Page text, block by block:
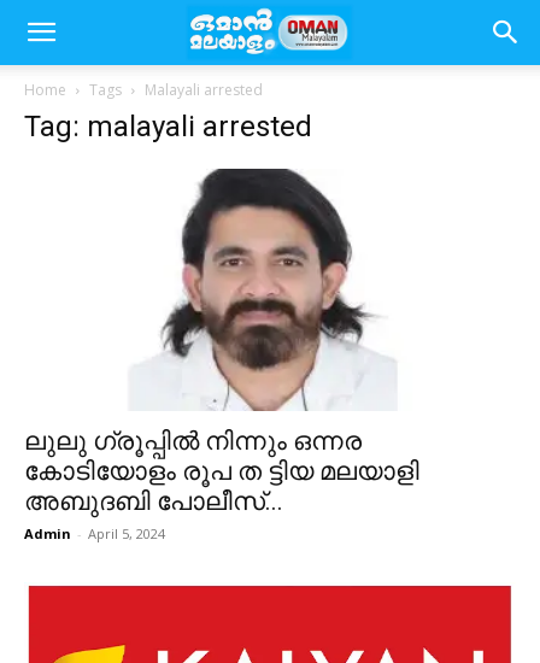
Home Tags Malayali arrested
Tag: malayali arrested
ലുലു ഗ്രൂപ്പിൽ നിന്നും ഒന്നര
കോടിയോളം രൂപ ത ട്ടിയ മലയാളി
അബുദബി പോലീസ്...
Admin - April 5, 2024